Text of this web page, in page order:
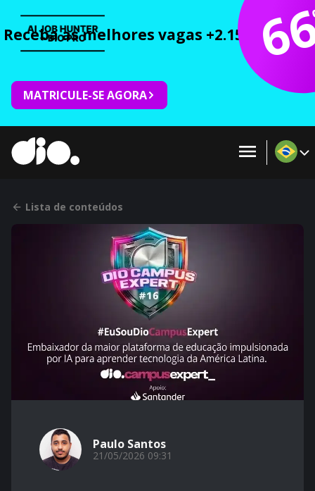
Receba as melhores vagas +2.150 cursos
MATRICULE-SE AGORA
Lista de conteúdos
Paulo Santos
21/05/2026 09:31